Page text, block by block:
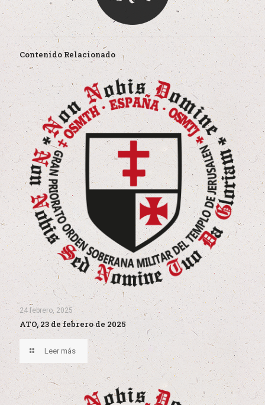
Contenido Relacionado
24 febrero, 2025
ATO, 23 de febrero de 2025
Leer más